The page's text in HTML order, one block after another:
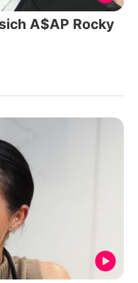
A$AP Rocky